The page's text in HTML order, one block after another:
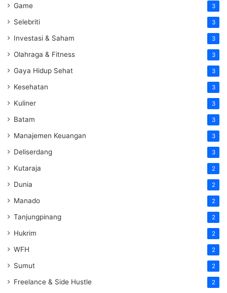
Game 3
Selebriti 3
Investasi & Saham 3
Olahraga & Fitness 3
Gaya Hidup Sehat 3
Kesehatan 3
Kuliner 3
Batam 3
Manajemen Keuangan 3
Deliserdang 3
Kutaraja 2
Dunia 2
Manado 2
Tanjungpinang 2
Hukrim 2
WFH 2
Sumut 2
Freelance & Side Hustle 2